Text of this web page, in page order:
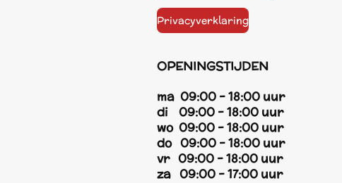
Privacyverklaring
OPENINGSTIJDEN
ma 09:00 - 18:00 uur
di 09:00 - 18:00 uur
wo 09:00 - 18:00 uur
do 09:00 - 18:00 uur
vr 09:00 - 18:00 uur
za 09:00 - 17:00 uur